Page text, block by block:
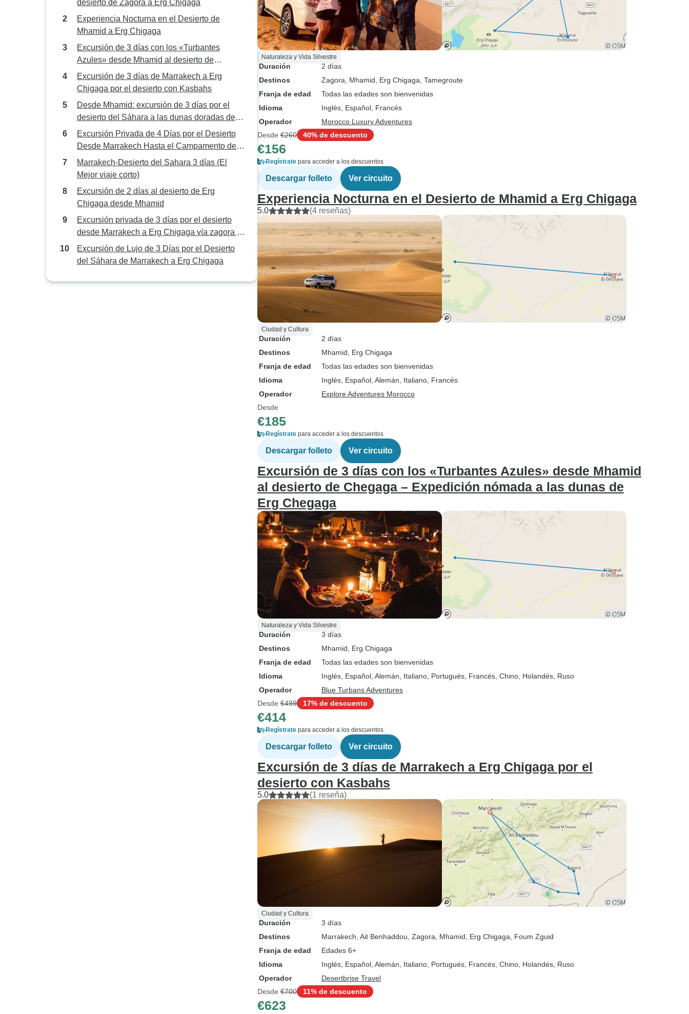
desierto de Zagora a Erg Chigaga
Experiencia Nocturna en el Desierto de
Mhamid a Erg Chigaga
Excursión de 3 días con los «Turbantes
Azules» desde Mhamid al desierto de
Chegaga – Expedición nómada a las dunas
de Erg Chegaga
Excursión de 3 días de Marrakech a Erg
Chigaga por el desierto con Kasbahs
Desde Mhamid: excursión de 3 días por el
desierto del Sáhara a las dunas doradas de
Erg Chigaga
Excursión Privada de 4 Días por el Desierto
Desde Marrakech Hasta el Campamento de
Lujo en el Desierto de Erg Chigaga
Marrakech-Desierto del Sahara 3 días (El
Mejor viaje corto)
Excursión de 2 días al desierto de Erg
Chigaga desde Mhamid
Excursión privada de 3 días por el desierto
desde Marrakech a Erg Chigaga vía zagora y
campamento de lujo
Excursión de Lujo de 3 Días por el Desierto
del Sáhara de Marrakech a Erg Chigaga
Naturaleza y Vida Silvestre
Duración
2 días
Destinos
Zagora , Mhamid , Erg Chigaga , Tamegroute
Franja de edad
Todas las edades son bienvenidas
Idioma
Inglés, Español, Francés
Operador
Morocco Luxury Adventures
Desde €260 40% de descuento
€156
Regístrate para acceder a los descuentos
Descargar folleto Ver circuito
Experiencia Nocturna en el Desierto de Mhamid a Erg Chigaga
5.0 (4 reseñas)
Ciudad y Cultura
Duración
2 días
Destinos
Mhamid , Erg Chigaga
Franja de edad
Todas las edades son bienvenidas
Idioma
Inglés, Español, Alemán, Italiano, Francés
Operador
Explore Adventures Morocco
Desde
€185
Regístrate para acceder a los descuentos
Descargar folleto Ver circuito
Excursión de 3 días con los «Turbantes Azules» desde Mhamid
al desierto de Chegaga – Expedición nómada a las dunas de
Erg Chegaga
Naturaleza y Vida Silvestre
Duración
3 días
Destinos
Mhamid , Erg Chigaga
Franja de edad
Todas las edades son bienvenidas
Idioma
Inglés, Español, Alemán, Italiano, Portugués, Francés, Chino, Holandés, Ruso
Operador
Blue Turbans Adventures
Desde €499 17% de descuento
€414
Regístrate para acceder a los descuentos
Descargar folleto Ver circuito
Excursión de 3 días de Marrakech a Erg Chigaga por el
desierto con Kasbahs
5.0 (1 reseña)
Ciudad y Cultura
Duración
3 días
Destinos
Marrakech , Ait Benhaddou , Zagora , Mhamid , Erg Chigaga , Foum Zguid
Franja de edad
Edades 6+
Idioma
Inglés, Español, Alemán, Italiano, Portugués, Francés, Chino, Holandés, Ruso
Operador
Desertbrise Travel
Desde €700 11% de descuento
€623